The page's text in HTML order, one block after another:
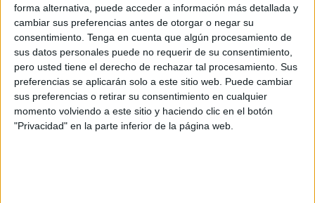
forma alternativa, puede acceder a información más detallada y
cambiar sus preferencias antes de otorgar o negar su
consentimiento. Tenga en cuenta que algún procesamiento de
sus datos personales puede no requerir de su consentimiento,
pero usted tiene el derecho de rechazar tal procesamiento. Sus
preferencias se aplicarán solo a este sitio web. Puede cambiar
sus preferencias o retirar su consentimiento en cualquier
momento volviendo a este sitio y haciendo clic en el botón
"Privacidad" en la parte inferior de la página web.